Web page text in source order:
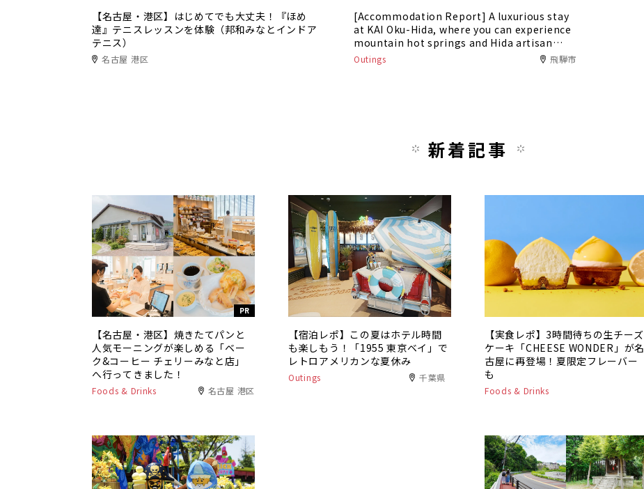
【名古屋・港区】はじめてでも大丈夫！『ほめ
達』テニスレッスンを体験（邦和みなとインドア
テニス）
名古屋 港区
[Accommodation Report] A luxurious stay
at KAI Oku-Hida, where you can experience
mountain hot springs and Hida artisan
culture
Outings 飛騨市
新着記事
PR
【名古屋・港区】焼きたてパンと
人気モーニングが楽しめる「ベー
ク&コーヒー チェリーみなと店」
へ行ってきました！
Foods & Drinks 名古屋 港区
【宿泊レポ】この夏はホテル時間
も楽しもう！「1955 東京ベイ」で
レトロアメリカンな夏休み
Outings 千葉県
【実食レポ】3時間待ちの生チーズ
ケーキ「CHEESE WONDER」が名
古屋に再登場！夏限定フレーバー
も
Foods & Drinks